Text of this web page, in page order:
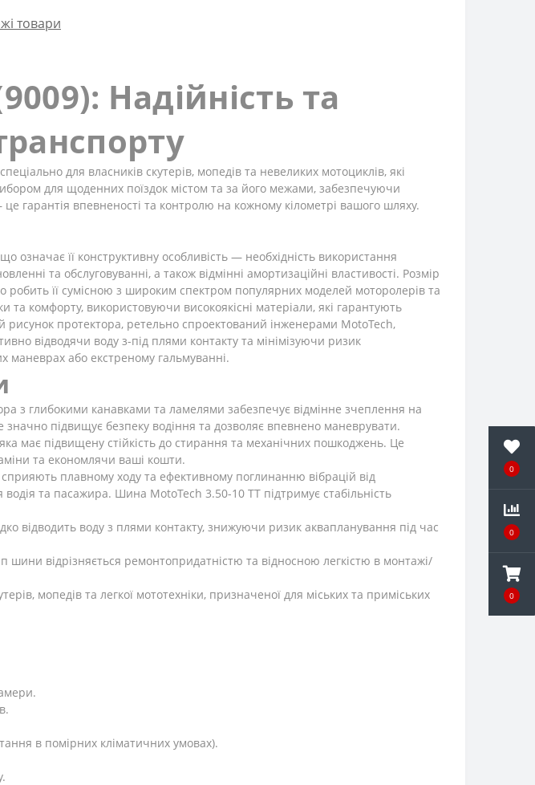
0
0
0
товари
Надійність та
для власників скутерів, мопедів та невеликих мотоциклів, які
для щоденних поїздок містом та за його межами, забезпечуючи
гарантія впевненості та контролю на кожному кілометрі вашого шляху.
означає її конструктивну особливість — необхідність використання
та обслуговуванні, а також відмінні амортизаційні властивості. Розмір
її сумісною з широким спектром популярних моделей моторолерів та
комфорту, використовуючи високоякісні матеріали, які гарантують
рисунок протектора, ретельно спроектований інженерами MotoTech,
відводячи воду з-під плями контакту та мінімізуючи ризик
маневрах або екстреному гальмуванні.
з глибокими канавками та ламелями забезпечує відмінне зчеплення на
значно підвищує безпеку водіння та дозволяє впевнено маневрувати.
яка має підвищену стійкість до стирання та механічних пошкоджень. Це
та економлячи ваші кошти.
плавному ходу та ефективному поглинанню вібрацій від
та пасажира. Шина MotoTech 3.50-10 TT підтримує стабільність
відводить воду з плями контакту, знижуючи ризик аквапланування під час
відрізняється ремонтопридатністю та відносною легкістю в монтажі/
мопедів та легкої мототехніки, призначеної для міських та приміських
в помірних кліматичних умовах).